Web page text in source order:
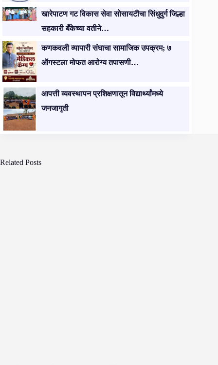
खारेपाटण गट विकास सेवा सोसायटीचा सिंधुदुर्ग जिल्हा
सहकारी बँकेच्या वतीने…
कणकवली व्यापारी संघाचा सामाजिक उपक्रम; ७
ऑगस्टला मोफत आरोग्य तपासणी…
आपत्ती व्यवस्थापन प्रशिक्षणातून विद्यार्थ्यांमध्ये
जनजागृती
Related Posts